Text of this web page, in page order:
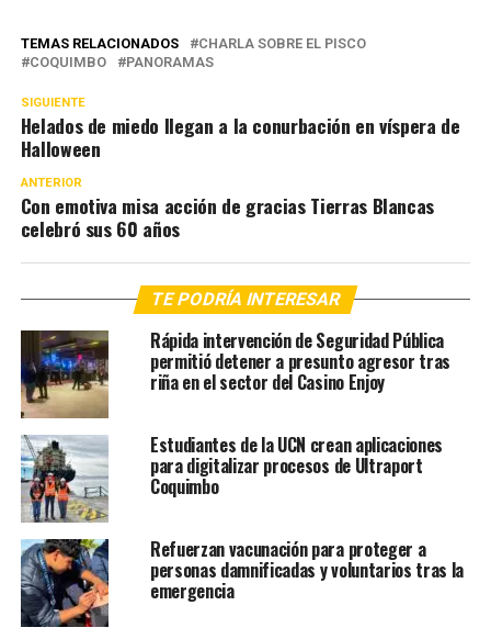
TEMAS RELACIONADOS
CHARLA SOBRE EL PISCO
COQUIMBO
PANORAMAS
SIGUIENTE
Helados de miedo llegan a la conurbación en víspera de
Halloween
ANTERIOR
Con emotiva misa acción de gracias Tierras Blancas
celebró sus 60 años
TE PODRÍA INTERESAR
Rápida intervención de Seguridad Pública
permitió detener a presunto agresor tras
riña en el sector del Casino Enjoy
Estudiantes de la UCN crean aplicaciones
para digitalizar procesos de Ultraport
Coquimbo
Refuerzan vacunación para proteger a
personas damnificadas y voluntarios tras la
emergencia